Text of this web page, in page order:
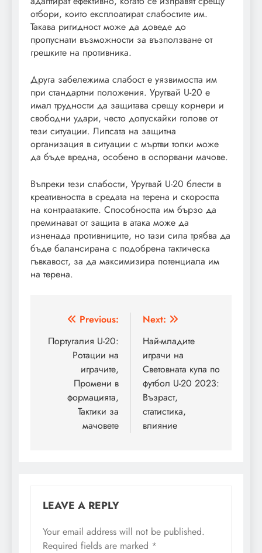
отбори, които експлоатират слабостите им.
Такава ригидност може да доведе до
пропуснати възможности за възползване от
грешките на противника.
Друга забележима слабост е уязвимостта им
при стандартни положения. Уругвай U-20 е
имал трудности да защитава срещу корнери и
свободни удари, често допускайки голове от
тези ситуации. Липсата на защитна
организация в ситуации с мъртви топки може
да бъде вредна, особено в оспорвани мачове.
Въпреки тези слабости, Уругвай U-20 блести в
креативността в средата на терена и скоростта
на контраатаките. Способността им бързо да
преминават от защита в атака може да
изненада противниците, но тази сила трябва да
бъде балансирана с подобрена тактическа
гъвкавост, за да максимизира потенциала им
на терена.
Post
navigation
Previous:
Португалия U-20:
Ротации на
играчите,
Промени в
формацията,
Тактики за
мачовете
Next:
Най-младите
играчи на
Световната купа по
футбол U-20 2023:
Възраст,
статистика,
влияние
LEAVE A REPLY
Your email address will not be published.
Required fields are marked *